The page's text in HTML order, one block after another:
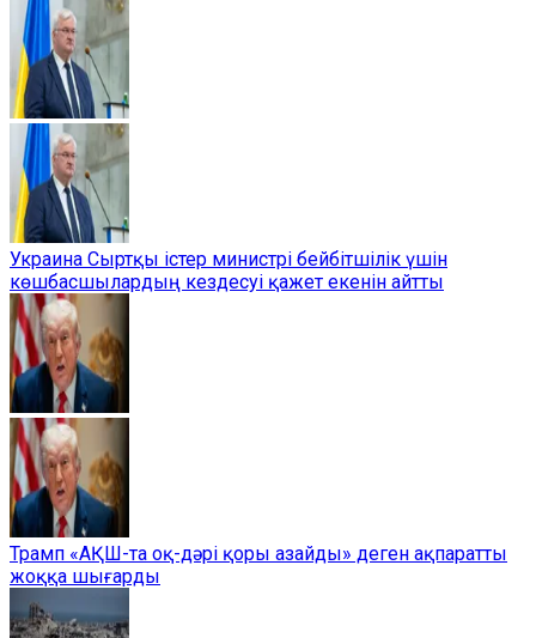
Украина Сыртқы істер министрі бейбітшілік үшін
көшбасшылардың кездесуі қажет екенін айтты
Трамп «АҚШ-та оқ-дәрі қоры азайды» деген ақпаратты
жоққа шығарды